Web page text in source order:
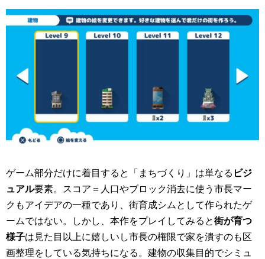
ゲーム部分だけに着目すると「まちづくり」は単なる ビジ
ュアル要素。スコア＝人口やブロック消去に使う市長マー
クもアイデアの一種であり、街育成シムとして作られたゲ
ームではない。しかし、本作をプレイしてみると街が育つ
様子は見た目以上に嬉しいし市長の権限で家を潰すのも区
画整理をしている気持ちになる。建物の収集目的でシミュ